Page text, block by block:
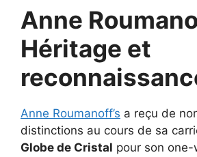
Anne
Héritage et
Anne Roumanoff’s a reçu de
distinctions au cours de sa
Globe de Cristal pour son